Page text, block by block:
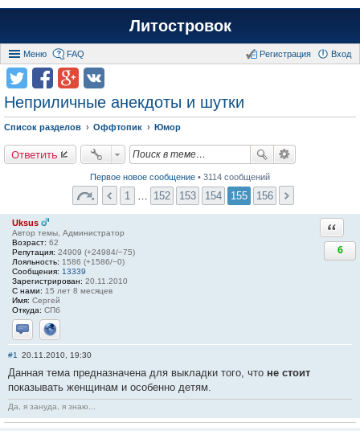
Литостровок
Меню FAQ Вход
Регистрация
Неприличные анекдоты и шутки
Список разделов Оффтопик Юмор
Ответить
Первое новое сообщение • 3114 сообщений
1 152 153 154 155 156
Uksus
Автор темы, Администратор
Возраст: 62
Репутация: 24909 (+24984/−75)
Лояльность: 1586 (+1586/−0)
Сообщения: 13339
Зарегистрирован: 20.11.2010
С нами: 15 лет 8 месяцев
Имя: Сергей
Откуда: СПб
Отправить личное сообщение
Сайт
6
#1 20.11.2010, 19:30
Данная тема предназначена для выкладки того, что не стоит
показывать женщинам и особенно детям.
Да, я зануда, я знаю...